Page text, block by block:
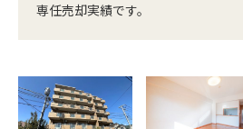
専任売却実績です。